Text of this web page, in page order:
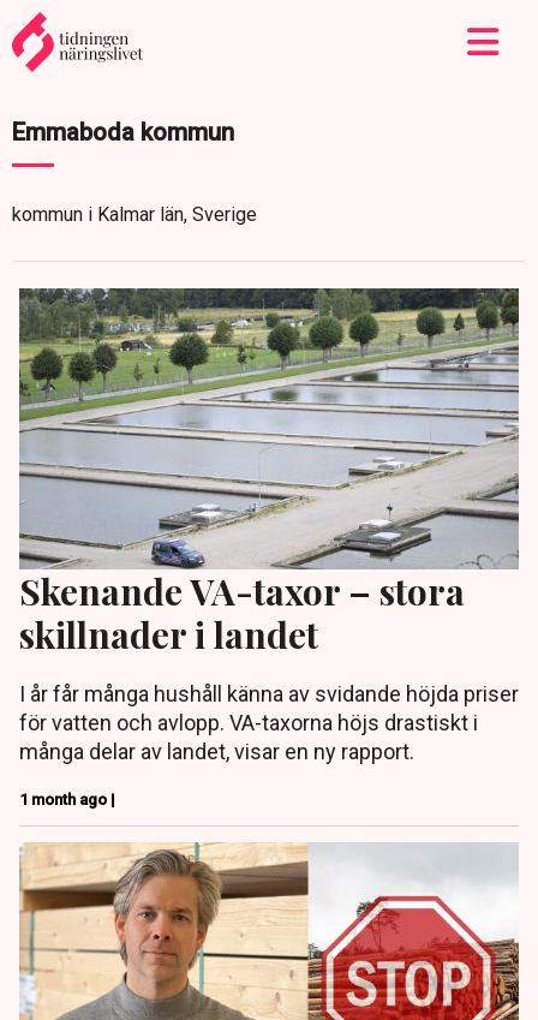
Emmaboda kommun
kommun i Kalmar län, Sverige
Skenande VA-taxor – stora
skillnader i landet
I år får många hushåll känna av svidande höjda priser
för vatten och avlopp. VA-taxorna höjs drastiskt i
många delar av landet, visar en ny rapport.
1 month ago |